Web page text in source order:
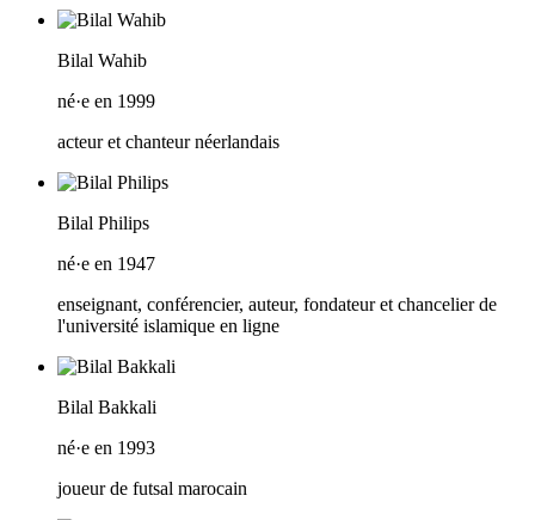
Bilal Wahib
né·e en 1999
acteur et chanteur néerlandais
Bilal Philips
né·e en 1947
enseignant, conférencier, auteur, fondateur et chancelier de
l'université islamique en ligne
Bilal Bakkali
né·e en 1993
joueur de futsal marocain